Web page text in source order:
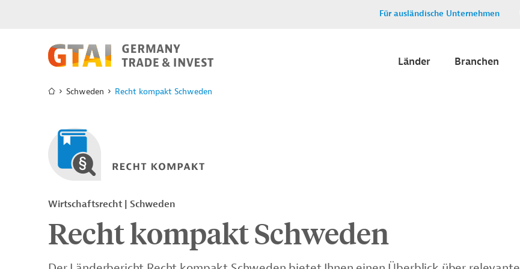
Für ausländische Unternehmen
Länder Branchen
Schweden Recht kompakt Schweden
Wirtschaftsrecht | Schweden
Recht kompakt Schweden